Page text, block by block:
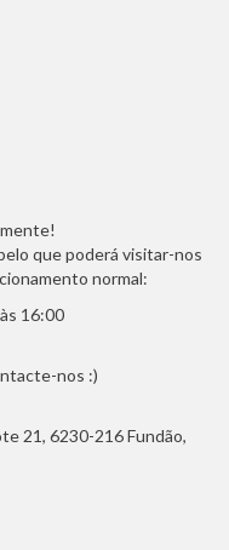
que poderá visitar-nos
normal:
16:00
nos :)
21, 6230-216 Fundão,